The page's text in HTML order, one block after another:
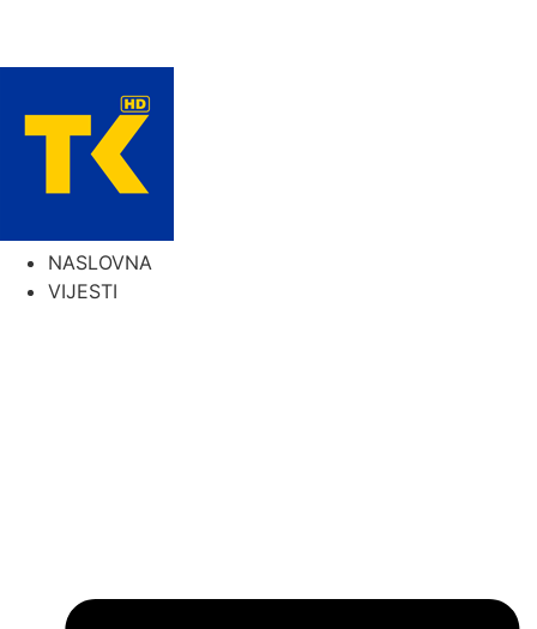
NASLOVNA
VIJESTI